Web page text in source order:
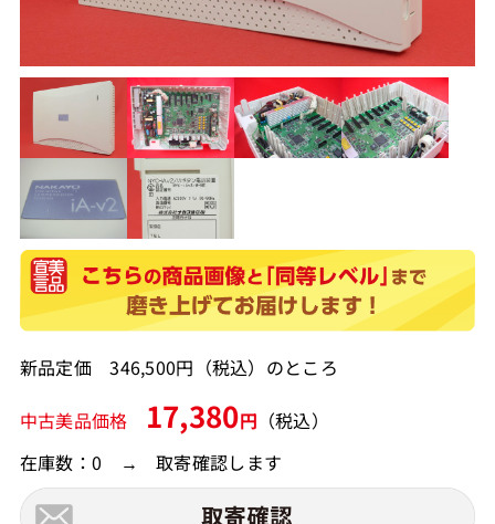
新品定価 346,500円（税込）のところ
中古美品価格 17,380円 （税込）
在庫数：0 → 取寄確認します